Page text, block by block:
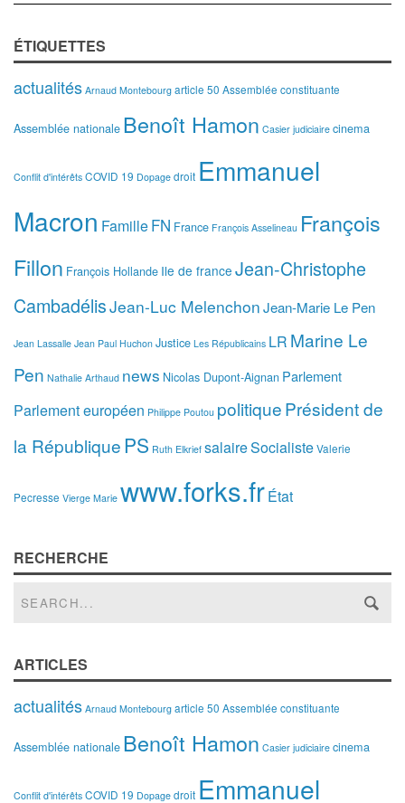
ÉTIQUETTES
actualités Arnaud Montebourg article 50 Assemblée constituante
Assemblée nationale Benoît Hamon Casier judiciaire cinema
Conflit d'intérêts COVID 19 Dopage droit Emmanuel
Macron FamilleFN France François Asselineau François
Fillon François Hollande Ile de france Jean-Christophe
CambadélisJean-Luc MelenchonJean-Marie Le Pen
Jean Lassalle Jean Paul Huchon Justice Les Républicains LR Marine Le
Pen Nathalie Arthaud news Nicolas Dupont-Aignan Parlement
Parlement européen Philippe Poutou politiquePrésident de
la République PS Ruth Elkrief salaireSocialisteValerie
Pecresse Vierge Marie www.forks.frÉtat
RECHERCHE
ARTICLES
actualités Arnaud Montebourg article 50 Assemblée constituante
Assemblée nationale Benoît Hamon Casier judiciaire cinema
Conflit d'intérêts COVID 19 Dopage droit Emmanuel